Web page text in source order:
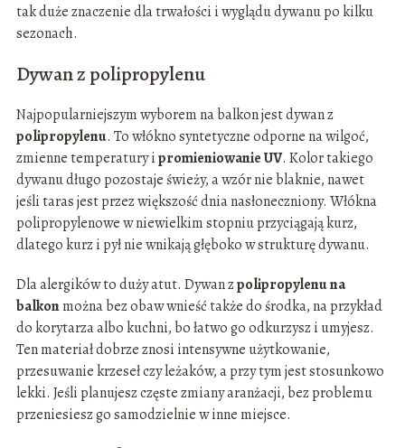
tak duże znaczenie dla trwałości i wyglądu dywanu po kilku
sezonach.
Dywan z polipropylenu
Najpopularniejszym wyborem na balkon jest dywan z
polipropylenu. To włókno syntetyczne odporne na wilgoć,
zmienne temperatury ipromieniowanie UV. Kolor takiego
dywanu długo pozostaje świeży, a wzór nie blaknie, nawet
jeśli taras jest przez większość dnia nasłoneczniony. Włókna
polipropylenowe w niewielkim stopniu przyciągają kurz,
dlatego kurz i pył nie wnikają głęboko w strukturę dywanu.
Dla alergików to duży atut. Dywan zpolipropylenu na
balkonmożna bez obaw wnieść także do środka, na przykład
do korytarza albo kuchni, bo łatwo go odkurzysz i umyjesz.
Ten materiał dobrze znosi intensywne użytkowanie,
przesuwanie krzeseł czy leżaków, a przy tym jest stosunkowo
lekki. Jeśli planujesz częste zmiany aranżacji, bez problemu
przeniesiesz go samodzielnie w inne miejsce.